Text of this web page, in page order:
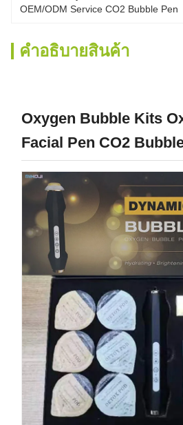
OEM/ODM Service CO2 Bubble Pen
คําอธิบายสินค้า
Oxygen Bubble Kits
Facial Pen CO2